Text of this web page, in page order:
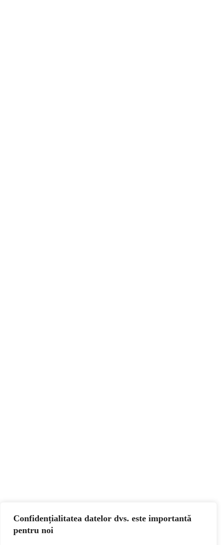
Confidențialitatea datelor dvs. este importantă
pentru noi